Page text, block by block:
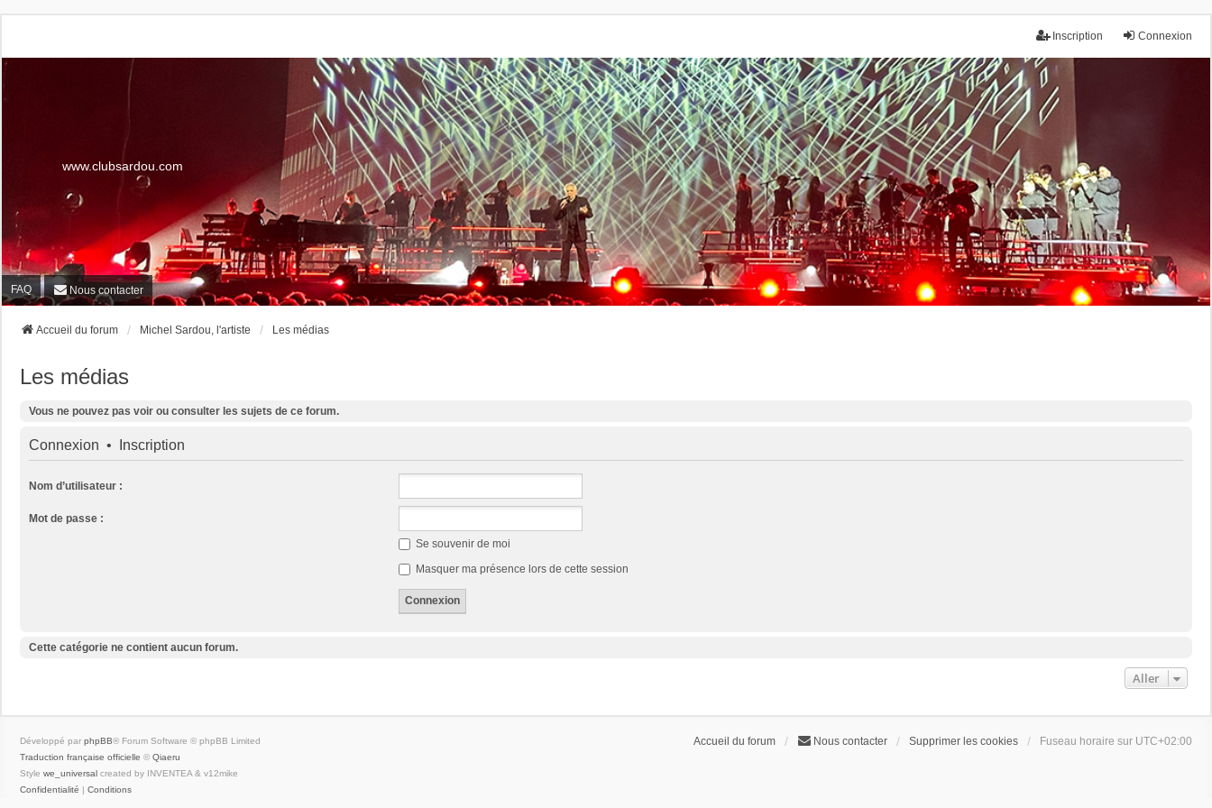
Connexion
Inscription
www.clubsardou.com
FAQ Nous contacter
Accueil du forum Michel Sardou, l'artiste Les médias
Les médias
Vous ne pouvez pas voir ou consulter les sujets de ce forum.
Connexion • Inscription
Nom d’utilisateur :
Mot de passe :
Se souvenir de moi
Masquer ma présence lors de cette session
Cette catégorie ne contient aucun forum.
Aller
Accueil du forum Nous contacter Supprimer les cookies Fuseau horaire sur UTC+02:00
Développé par phpBB® Forum Software © phpBB Limited
Traduction française officielle © Qiaeru
Style we_universal created by INVENTEA & v12mike
Confidentialité | Conditions